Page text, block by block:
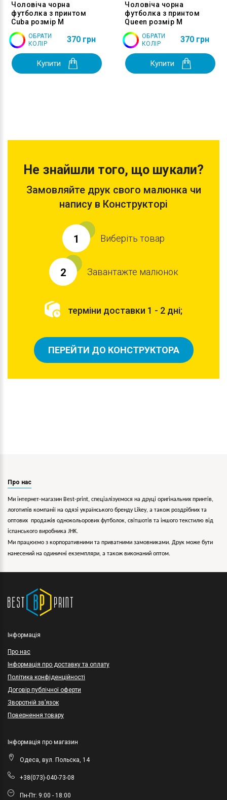
Чоловіча чорна
футболка з принтом
Cuba розмір M
ОБРАТИ
КОЛІР
370 грн
Купити
Чоловіча чорна
футболка з принтом
Queen розмір M
ОБРАТИ
КОЛІР
370 грн
Купити
Не знайшли того, що шукали?
Замовляйте друк свого малюнка чи
напису в Конструкторі
1 Виберіть товар
2 Завантажте малюнок
терміни доставки 1 - 2 дні;
ПЕРЕЙТИ ДО КОНСТРУКТОРА
Про нас
Ми інтернет-магазин Best-print, спеціалізуємося на друці оригінальних принтів,
логотипів компанії на одязі українського бренду Likey, а також роздрібних та
оптових продажів однокольорових футболок, світшотів та іншого текстилю від
іспанського виробника JHK.
Ми працюємо з корпоративними та приватними замовниками. Друк може бути
нанесений на одиничні екземпляри, а також виконаний оптом.
Інформація
Про нас
Інформація про доставку та оплату
Політика конфіденційності
Договір публічної оферти
Зворотній зв’язок
Повернення товару
Інформація про магазин
Одеса, вул. Польска, 14
+38(073)-040-73-08
Пн-Пт: 9:00 - 18:00